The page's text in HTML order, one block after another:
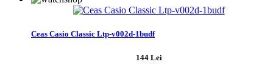
Ceas Casio Classic Ltp-v002d-1budf
144 Lei